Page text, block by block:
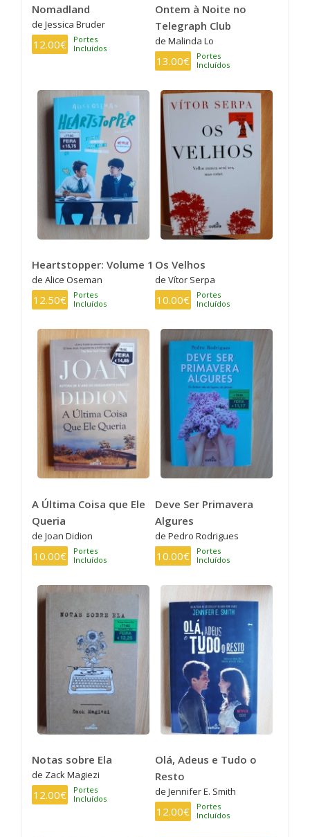
Nomadland
de Jessica Bruder
12.00€
Portes
Incluídos
Ontem à Noite no
Telegraph Club
de Malinda Lo
13.00€
Portes
Incluídos
Heartstopper: Volume 1
de Alice Oseman
12.50€
Portes
Incluídos
Os Velhos
de Vítor Serpa
10.00€
Portes
Incluídos
A Última Coisa que Ele
Queria
de Joan Didion
10.00€
Portes
Incluídos
Deve Ser Primavera
Algures
de Pedro Rodrigues
10.00€
Portes
Incluídos
Notas sobre Ela
de Zack Magiezi
12.00€
Portes
Incluídos
Olá, Adeus e Tudo o
Resto
de Jennifer E. Smith
12.00€
Portes
Incluídos